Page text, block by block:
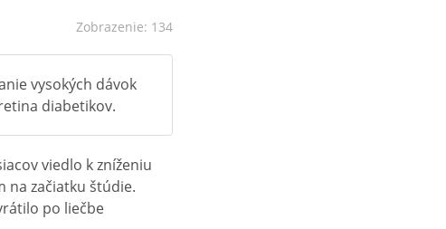
Zobrazenie: 134
vysokých dávok
diabetikov.
viedlo k zníženiu
na začiatku štúdie.
po liečbe